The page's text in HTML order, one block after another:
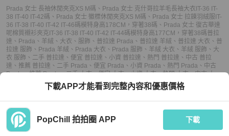
Prada 女士 長袖休閒夾克XS M碼 、 Prada 女士 克什哥拉羊毛長袖大衣IT-36 IT-
38 IT-40 IT-42碼 、 Prada 女士 徽標休閒夾克XS M碼 、 Prada 女士 拉鍊羽絨服IT-
36 IT-38 IT-40 IT-42 IT-46碼模特身高178CM，穿著38碼 、 Prada 女士 復古華達
呢棉質襯衫夾克IT-36 IT-38 IT-40 IT-42 IT-44碼模特身高177CM，穿著38碼普拉
達 、 Prada 、 羊絨 、 大衣 、 服飾 、 普拉達 Prada 、 普拉達 羊絨 、 普拉達 大衣 、 普
拉達 服飾 、 Prada 羊絨 、 Prada 大衣 、 Prada 服飾 、 羊絨 大衣 、 羊絨 服飾 、 大
衣 服飾 、 二手 普拉達 、 便宜 普拉達 、 小資 普拉達 、 熱門 普拉達 、 中古 普拉
達 、 推薦 普拉達 、 二手 Prada 、 便宜 Prada 、 小資 Prada 、 熱門 Prada 、 中古
Prada、推薦 Prada、二手 大衣、便宜 大衣、小資 大衣、熱門 大衣、中古 大
、二手 服飾、 便宜 服飾、小資 服飾、熱門 服飾、中古 服飾
下載APP才能看到完整內容和優惠價格
PopChill 拍拍圈 APP 下載